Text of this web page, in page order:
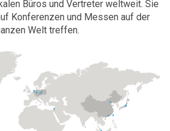
Büros und Vertreter weltweit. Sie
Konferenzen und Messen auf der
Welt treffen.